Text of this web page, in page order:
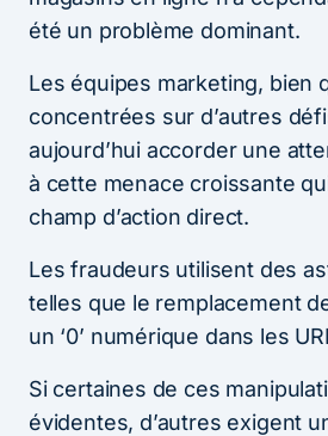
été un problème dominant.
Les équipes marketing, bien
concentrées sur d’autres
aujourd’hui accorder une
à cette menace croissante
champ d’action direct.
Les fraudeurs utilisent des
telles que le remplacement
un ‘0’ numérique dans les
Si certaines de ces
évidentes, d’autres exigent